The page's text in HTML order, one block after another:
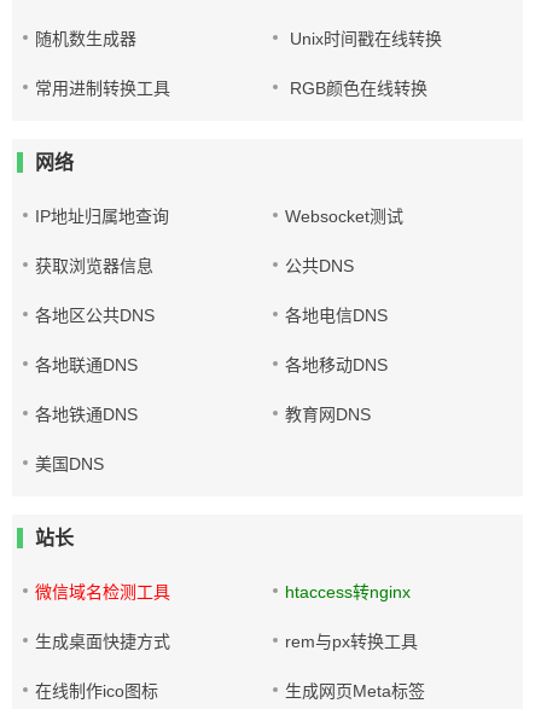
随机数生成器 Unix时间戳在线转换
常用进制转换工具 RGB颜色在线转换
网络
IP地址归属地查询 Websocket测试
获取浏览器信息 公共DNS
各地区公共DNS 各地电信DNS
各地联通DNS 各地移动DNS
各地铁通DNS 教育网DNS
美国DNS
站长
微信域名检测工具 htaccess转nginx
生成桌面快捷方式 rem与px转换工具
在线制作ico图标 生成网页Meta标签